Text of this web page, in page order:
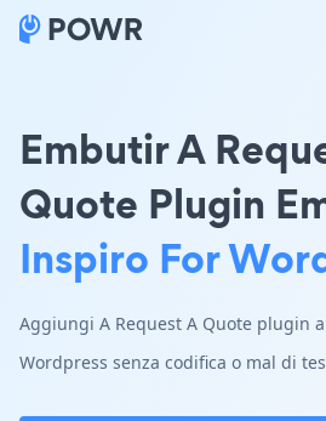
Embutir A
Quote Plugin
Inspiro For
Aggiungi A Request A Quote plugin
Wordpress senza codifica o mal di